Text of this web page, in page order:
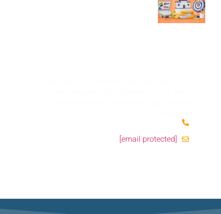
[email protected]